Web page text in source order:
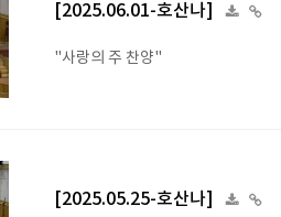
[2025.06.01-호산나]
"사랑의 주 찬양"
[2025.05.25-호산나]